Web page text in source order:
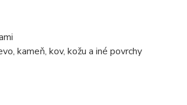
kameň, kov, kožu a iné povrchy